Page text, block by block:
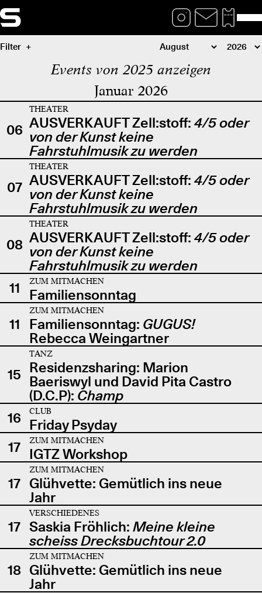
Filter
Events von 2025 anzeigen
Januar 2026
06
THEATER
AUSVERKAUFT Zell:stoff: 4/5 oder
von der Kunst keine
Fahrstuhlmusik zu werden
07
THEATER
AUSVERKAUFT Zell:stoff: 4/5 oder
von der Kunst keine
Fahrstuhlmusik zu werden
08
THEATER
AUSVERKAUFT Zell:stoff: 4/5 oder
von der Kunst keine
Fahrstuhlmusik zu werden
11
ZUM MITMACHEN
Familiensonntag
11
ZUM MITMACHEN
Familiensonntag: GUGUS!
Rebecca Weingartner
15
TANZ
Residenzsharing: Marion
Baeriswyl und David Pita Castro
(D.C.P): Champ
16
CLUB
Friday Psyday
17
ZUM MITMACHEN
IGTZ Workshop
17
ZUM MITMACHEN
Glühvette: Gemütlich ins neue
Jahr
17
VERSCHIEDENES
Saskia Fröhlich: Meine kleine
scheiss Drecksbuchtour 2.0
18
ZUM MITMACHEN
Glühvette: Gemütlich ins neue
Jahr